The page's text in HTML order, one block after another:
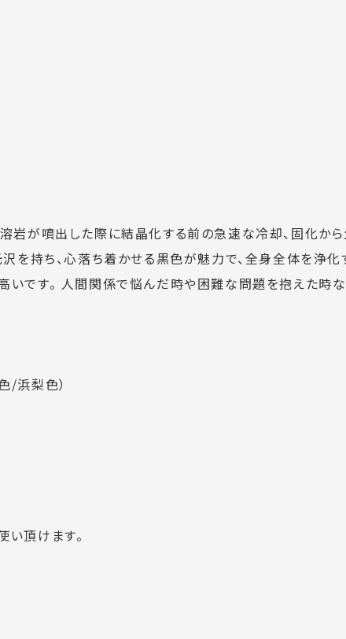
溶岩が噴出した際に結晶化する前の急速な冷却、固化か
沢を持ち、心落ち着かせる黒色が魅力で、全身全体を浄化
いです。 人間関係で悩んだ時や困難な問題を抱えた時
/浜梨色）
頂けます。